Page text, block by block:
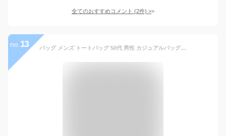
全てのおすすめコメント (2件) >
no. 13 バッグ メンズ トートバッグ 50代 男性 カジュアルバッグ 誕生日 プレゼント ファッション 春 メンズビジネストートバッグ カジュアル トートバック かばん 鞄 バック ビジネス ビジカジ 40代 メンズファッション おしゃれ かっこいい ちょいワル イケオジ トート a4